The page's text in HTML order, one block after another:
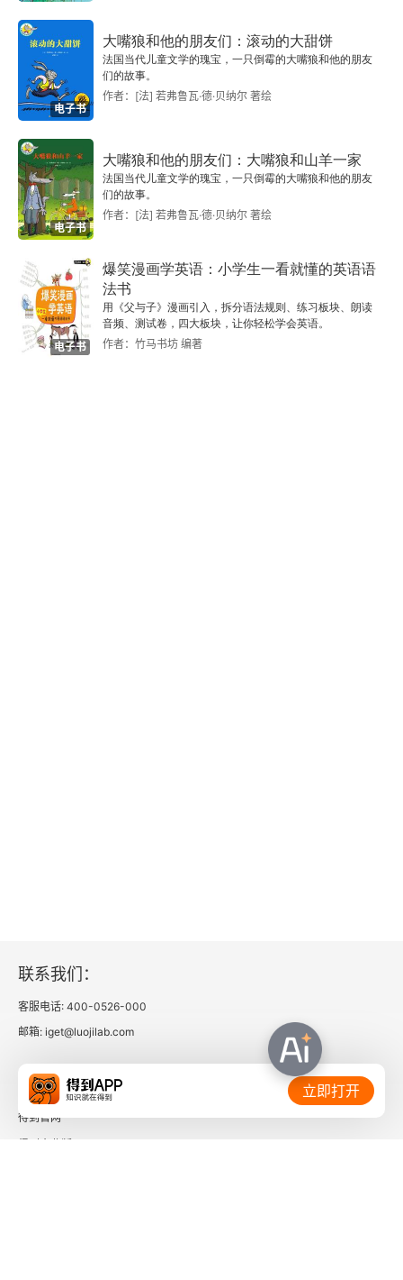
电子书
大嘴狼和他的朋友们：滚动的大甜饼
法国当代儿童文学的瑰宝，一只倒霉的大嘴狼和他的朋友
们的故事。
作者：[法] 若弗鲁瓦·德·贝纳尔 著绘
电子书
大嘴狼和他的朋友们：大嘴狼和山羊一家
法国当代儿童文学的瑰宝，一只倒霉的大嘴狼和他的朋友
们的故事。
作者：[法] 若弗鲁瓦·德·贝纳尔 著绘
电子书
爆笑漫画学英语：小学生一看就懂的英语语
法书
用《父与子》漫画引入，拆分语法规则、练习板块、朗读
音频、测试卷，四大板块，让你轻松学会英语。
作者：竹马书坊 编著
联系我们：
客服电话: 400-0526-000
邮箱: iget@luojilab.com
相关链接：
得到官网
立即打开